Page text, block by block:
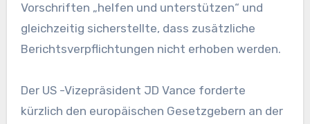
Vorschriften „helfen und unterstützen“ und
gleichzeitig sicherstellte, dass zusätzliche
Berichtsverpflichtungen nicht erhoben werden.
Der US -Vizepräsident JD Vance forderte
kürzlich den europäischen Gesetzgebern an der